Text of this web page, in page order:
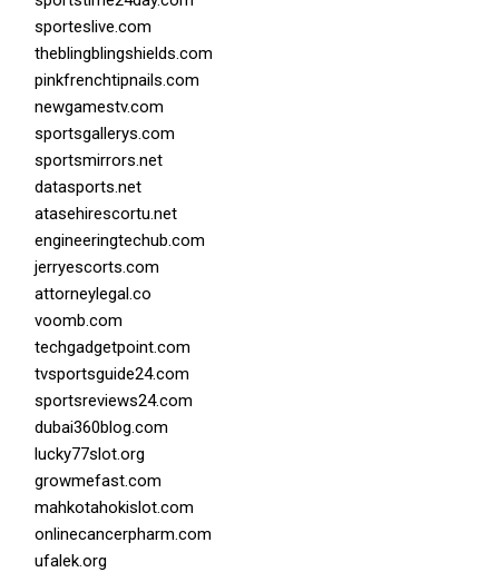
sporteslive.com
theblingblingshields.com
pinkfrenchtipnails.com
newgamestv.com
sportsgallerys.com
sportsmirrors.net
datasports.net
atasehirescortu.net
engineeringtechub.com
jerryescorts.com
attorneylegal.co
voomb.com
techgadgetpoint.com
tvsportsguide24.com
sportsreviews24.com
dubai360blog.com
lucky77slot.org
growmefast.com
mahkotahokislot.com
onlinecancerpharm.com
ufalek.org